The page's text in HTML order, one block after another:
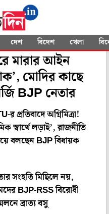
দেশ বিদেশ খেলা
"BNP"
গুলি
মারার আইন
মোদির কাছে
BJP নেতার
র প্রতিবাদে অগ্নিমিত্রা!
স্বার্থে লড়াই’, রাজনীতি
বলছেন BJP বিধায়ক
সংহতি মিছিলে নয়,
BJP-RSS বিরোধী
ব্রাত্য বসু